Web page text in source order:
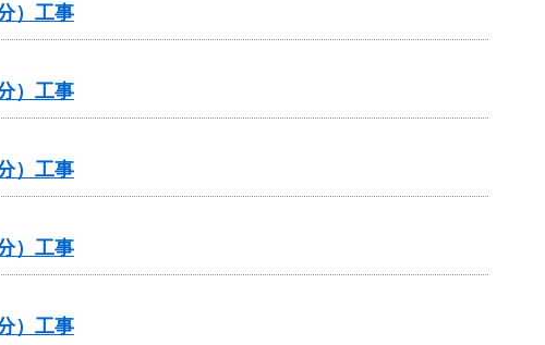
）工事
）工事
）工事
）工事
）工事